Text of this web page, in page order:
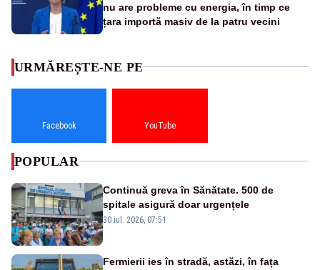
nu are probleme cu energia, în timp ce
țara importă masiv de la patru vecini
URMĂREȘTE-NE PE
Facebook YouTube
POPULAR
Continuă greva în Sănătate. 500 de
spitale asigură doar urgențele
30 iul. 2026, 07:51
Fermierii ies în stradă, astăzi, în fața